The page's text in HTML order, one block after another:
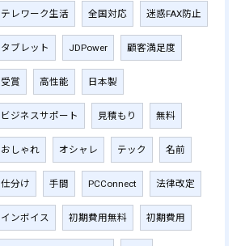
テレワーク生活 全国対応 迷惑FAX防止
タブレット JDPower 顧客満足度
受賞 高性能 日本製
ビジネスサポート 見積もり 無料
おしゃれ オシャレ テック 名前
仕分け 手間 PCConnect 法律改定
インボイス 初期費用無料 初期費用